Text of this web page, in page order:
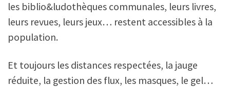
les biblio&ludothèques communales, leurs livres,
leurs revues, leurs jeux… restent accessibles à la
population.
Et toujours les distances respectées, la jauge
réduite, la gestion des flux, les masques, le gel…